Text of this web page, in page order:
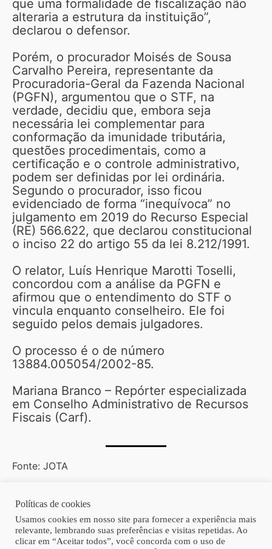
que uma formalidade de fiscalização não
alteraria a estrutura da instituição”,
declarou o defensor.
Porém, o procurador Moisés de Sousa
Carvalho Pereira, representante da
Procuradoria-Geral da Fazenda Nacional
(PGFN), argumentou que o STF, na
verdade, decidiu que, embora seja
necessária lei complementar para
conformação da imunidade tributária,
questões procedimentais, como a
certificação e o controle administrativo,
podem ser definidas por lei ordinária.
Segundo o procurador, isso ficou
evidenciado de forma “inequívoca” no
julgamento em 2019 do Recurso Especial
(RE) 566.622, que declarou constitucional
o inciso 22 do artigo 55 da lei 8.212/1991.
O relator, Luís Henrique Marotti Toselli,
concordou com a análise da PGFN e
afirmou que o entendimento do STF o
vincula enquanto conselheiro. Ele foi
seguido pelos demais julgadores.
O processo é o de número
13884.005054/2002-85.
Mariana Branco – Repórter especializada
em Conselho Administrativo de Recursos
Fiscais (Carf).
Fonte: JOTA
Copyright © 2026 | Homero Costa Advogados
Políticas de cookies
Usamos cookies em nosso site para fornecer a experiência mais
relevante, lembrando suas preferências e visitas repetidas. Ao
clicar em “Aceitar todos”, você concorda com o uso de